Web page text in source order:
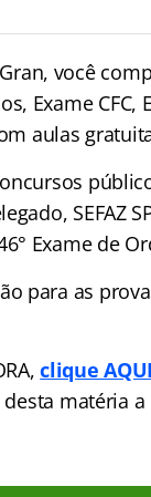
você
Exame CFC,
aulas
SEFAZ
Exame de
para as
clique AQUI
matéria